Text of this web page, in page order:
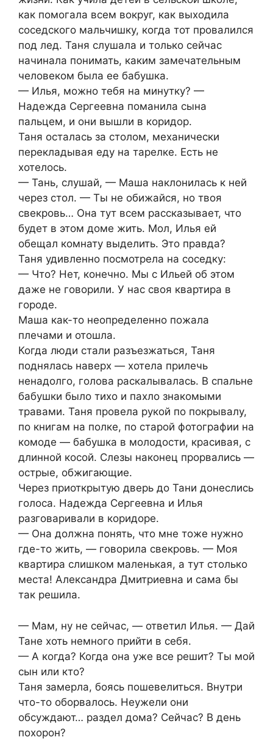
как помогала всем вокруг, как выходила
соседского мальчишку, когда тот провалился
под лед. Таня слушала и только сейчас
начинала понимать, каким замечательным
человеком была ее бабушка.
— Илья, можно тебя на минутку? —
Надежда Сергеевна поманила сына
пальцем, и они вышли в коридор.
Таня осталась за столом, механически
перекладывая еду на тарелке. Есть не
хотелось.
— Тань, слушай, — Маша наклонилась к ней
через стол. — Ты не обижайся, но твоя
свекровь… Она тут всем рассказывает, что
будет в этом доме жить. Мол, Илья ей
обещал комнату выделить. Это правда?
Таня удивленно посмотрела на соседку:
— Что? Нет, конечно. Мы с Ильей об этом
даже не говорили. У нас своя квартира в
городе.
Маша как-то неопределенно пожала
плечами и отошла.
Когда люди стали разъезжаться, Таня
поднялась наверх — хотела прилечь
ненадолго, голова раскалывалась. В спальне
бабушки было тихо и пахло знакомыми
травами. Таня провела рукой по покрывалу,
по книгам на полке, по старой фотографии на
комоде — бабушка в молодости, красивая, с
длинной косой. Слезы наконец прорвались —
острые, обжигающие.
Через приоткрытую дверь до Тани донеслись
голоса. Надежда Сергеевна и Илья
разговаривали в коридоре.
— Она должна понять, что мне тоже нужно
где-то жить, — говорила свекровь. — Моя
квартира слишком маленькая, а тут столько
места! Александра Дмитриевна и сама бы
так решила.
— Мам, ну не сейчас, — ответил Илья. — Дай
Тане хоть немного прийти в себя.
— А когда? Когда она уже все решит? Ты мой
сын или кто?
Таня замерла, боясь пошевелиться. Внутри
что-то оборвалось. Неужели они
обсуждают… раздел дома? Сейчас? В день
похорон?